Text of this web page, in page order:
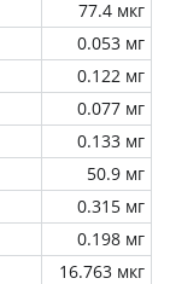
77.4 мкг
0.053 мг
0.122 мг
0.077 мг
0.133 мг
50.9 мг
0.315 мг
0.198 мг
16.763 мкг